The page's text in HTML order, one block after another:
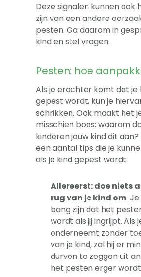
Deze signalen kunnen ook
zijn van een andere
pesten. Ga daarom in
kind en stel vragen.
Pesten: hoe
Als je erachter komt dat je
gepest wordt, kun je
schrikken. Ook maakt het
misschien boos: waarom
kinderen jouw kind dit aan?
een aantal tips die je
als je kind gepest wordt:
Allereerst: doe niets
rug van je kind om.
bang zijn dat het
wordt als jij ingrijpt. Als
onderneemt zonder
van je kind, zal hij er
durven te zeggen uit
het pesten erger